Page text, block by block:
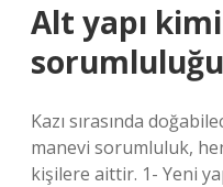
Alt yapı
Kazı sırasında
manevi sorumluluk,
kişilere aittir. 1- Yeni